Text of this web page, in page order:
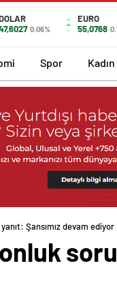
0.06%
EURO
55,0768
Spor Kadın
Şansımız devam ediyor